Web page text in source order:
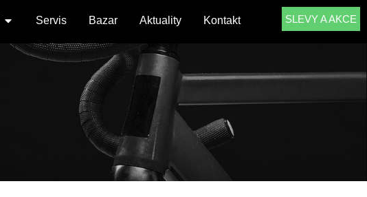
Servis Bazar Aktuality Kontakt SLEVY A AKCE